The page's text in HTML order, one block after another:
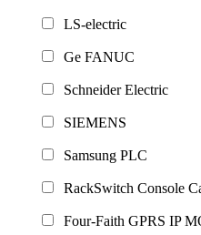
LS-electric
Ge FANUC
Schneider Electric
SIEMENS
Samsung PLC
RackSwitch Console
Four-Faith GPRS IP